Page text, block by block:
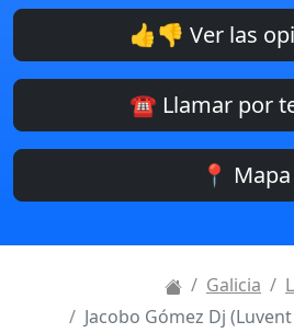
👍👎 Ver las
☎️ Llamar por
📍 Mapa
Galicia
Jacobo Gómez Dj